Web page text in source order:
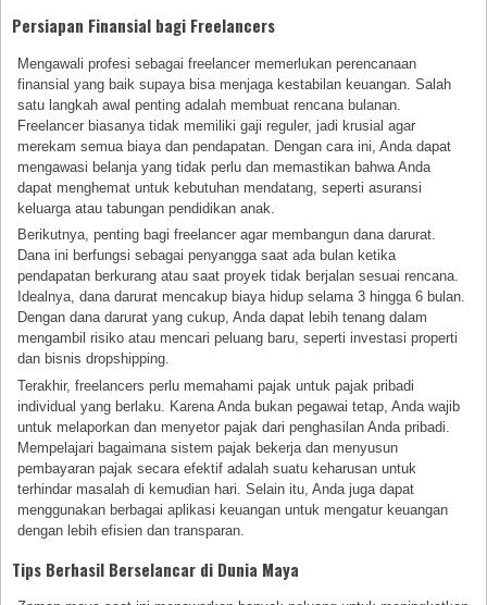
Persiapan Finansial bagi Freelancers
Mengawali profesi sebagai freelancer memerlukan perencanaan
finansial yang baik supaya bisa menjaga kestabilan keuangan. Salah
satu langkah awal penting adalah membuat rencana bulanan.
Freelancer biasanya tidak memiliki gaji reguler, jadi krusial agar
merekam semua biaya dan pendapatan. Dengan cara ini, Anda dapat
mengawasi belanja yang tidak perlu dan memastikan bahwa Anda
dapat menghemat untuk kebutuhan mendatang, seperti asuransi
keluarga atau tabungan pendidikan anak.
Berikutnya, penting bagi freelancer agar membangun dana darurat.
Dana ini berfungsi sebagai penyangga saat ada bulan ketika
pendapatan berkurang atau saat proyek tidak berjalan sesuai rencana.
Idealnya, dana darurat mencakup biaya hidup selama 3 hingga 6 bulan.
Dengan dana darurat yang cukup, Anda dapat lebih tenang dalam
mengambil risiko atau mencari peluang baru, seperti investasi properti
dan bisnis dropshipping.
Terakhir, freelancers perlu memahami pajak untuk pajak pribadi
individual yang berlaku. Karena Anda bukan pegawai tetap, Anda wajib
untuk melaporkan dan menyetor pajak dari penghasilan Anda pribadi.
Mempelajari bagaimana sistem pajak bekerja dan menyusun
pembayaran pajak secara efektif adalah suatu keharusan untuk
terhindar masalah di kemudian hari. Selain itu, Anda juga dapat
menggunakan berbagai aplikasi keuangan untuk mengatur keuangan
dengan lebih efisien dan transparan.
Tips Berhasil Berselancar di Dunia Maya